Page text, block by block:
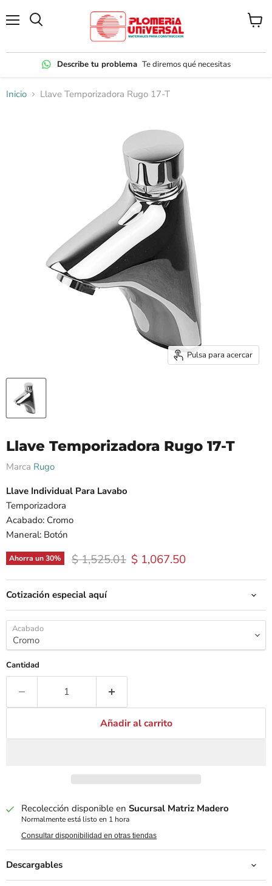
Describe tu problema Te diremos qué necesitas
Ver
Inicio Llave Temporizadora Rugo 17-T
Pulsa para acercar
Llave Temporizadora Rugo 17-T
Marca Rugo
Llave Individual Para Lavabo
Temporizadora
Acabado: Cromo
Maneral: Botón
Ahorra un30% Precio original
$ 1,525.01 Precio actual
$ 1,067.50
Cotización especial aquí
Acabado
Cantidad
Añadir al carrito
Recolección disponible en Sucursal Matriz Madero
Normalmente está listo en 1 hora
Consultar disponibilidad en otras tiendas
Descargables